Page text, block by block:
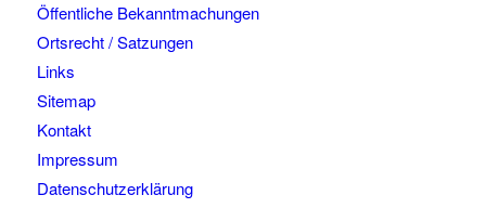
Öffentliche Bekanntmachungen
Ortsrecht / Satzungen
Links
Sitemap
Kontakt
Impressum
Datenschutzerklärung